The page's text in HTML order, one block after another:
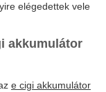
elégedettek vele
akkumulátor
e cigi akkumulátor